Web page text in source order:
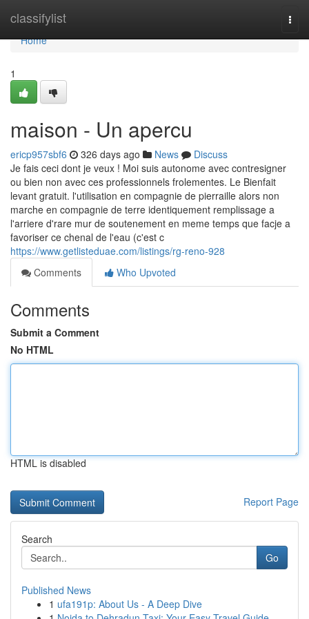
classifylist
Home
Home
1
maison - Un apercu
ericp957sbf6 326 days ago News
Discuss
Je fais ceci dont je veux ! Moi suis autonome avec contresigner
ou bien non avec ces professionnels frolementes. Le Bienfait
levant gratuit. l'utilisation en compagnie de pierraille alors non
marche en compagnie de terre identiquement remplissage a
l'arriere d'rare mur de soutenement en meme temps que facje a
favoriser ce chenal de l'eau (c'est c
https://www.getlisteduae.com/listings/rg-reno-928
Comments
Who Upvoted
Comments
Submit a Comment
No HTML
HTML is disabled
Report Page
Search
Go
Published News
1 ufa191p: About Us - A Deep Dive